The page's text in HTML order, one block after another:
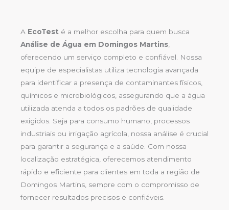
A EcoTest é a melhor escolha para quem busca
Análise de Água em Domingos Martins
oferecendo um serviço completo e confiável. Nossa
equipe de especialistas utiliza tecnologia avançada
para identificar a presença de contaminantes físicos,
químicos e microbiológicos, assegurando que a água
utilizada atenda a todos os padrões de qualidade
exigidos. Seja para consumo humano, processos
industriais ou irrigação agrícola, nossa análise é crucial
para garantir a segurança e a saúde. Com nossa
localização estratégica, oferecemos atendimento
rápido e eficiente para clientes em toda a região de
Domingos Martins, sempre com o compromisso de
fornecer resultados precisos e confiáveis.